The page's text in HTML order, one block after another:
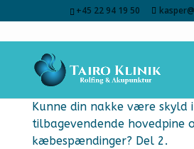
+45 22 94 19 50
Kunne din nakke være skyld i
tilbagevendende hovedpine
kæbespændinger? Del 2.